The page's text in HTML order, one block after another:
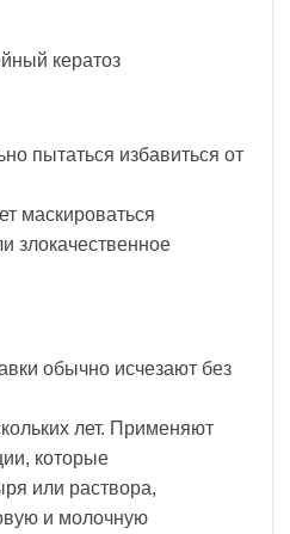
кератоз
пытаться избавиться от
маскироваться
злокачественное
обычно исчезают без
лет. Применяют
которые
или раствора,
и молочную